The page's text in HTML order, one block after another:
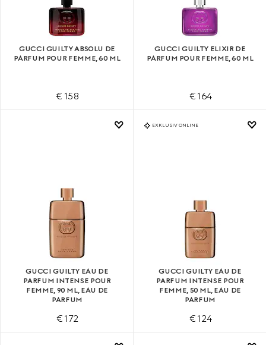
GUCCI GUILTY ABSOLU DE
PARFUM POUR FEMME, 60 ML
€ 158
GUCCI GUILTY ELIXIR DE
PARFUM POUR FEMME, 60 ML
€ 164
GUCCI GUILTY EAU DE
PARFUM INTENSE POUR
FEMME, 90 ML, EAU DE
PARFUM
€ 172
EXKLUSIV ONLINE
GUCCI GUILTY EAU DE
PARFUM INTENSE POUR
FEMME, 50 ML, EAU DE
PARFUM
€ 124